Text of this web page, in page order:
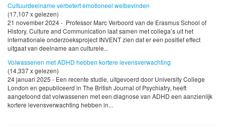
Cultuurdeelname verbetert emotioneel welbevinden
(17,107 x gelezen)
21 november 2024 - Professor Marc Verboord van de Erasmus School of
History, Culture and Communication laat samen met collega’s uit het
internationale onderzoeksproject INVENT zien dat er een positief effect
uitgaat van deelname aan culturele...
Volwassenen met ADHD hebben kortere levensverwachting
(14,337 x gelezen)
24 januari 2025 - Een recente studie, uitgevoerd door University College
London en gepubliceerd in The British Journal of Psychiatry, heeft
aangetoond dat volwassenen met een diagnose van ADHD een aanzienlijk
kortere levensverwachting hebben in...